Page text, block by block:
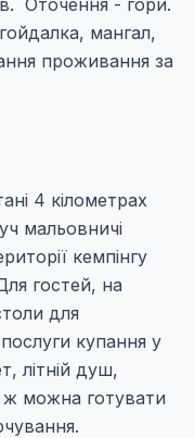
мангал,
проживання за
4 кілометрах
мальовничі
кемпінгу
гостей, на
для
купання у
літній душ,
ж можна готувати